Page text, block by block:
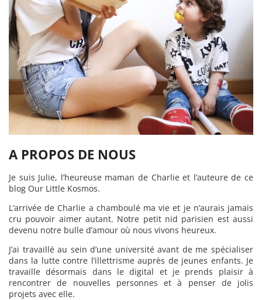
A PROPOS DE NOUS
Je suis Julie, l’heureuse maman de Charlie et l’auteure de ce
blog Our Little Kosmos.
L’arrivée de Charlie a chamboulé ma vie et je n’aurais jamais
cru pouvoir aimer autant. Notre petit nid parisien est aussi
devenu notre bulle d’amour où nous vivons heureux.
J’ai travaillé au sein d’une université avant de me spécialiser
dans la lutte contre l’illettrisme auprès de jeunes enfants. Je
travaille désormais dans le digital et je prends plaisir à
rencontrer de nouvelles personnes et à penser de jolis
projets avec elle.